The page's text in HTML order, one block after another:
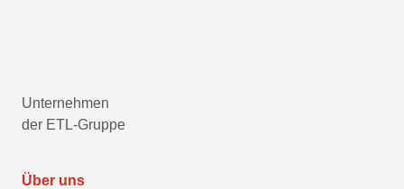
Unternehmen
der ETL-Gruppe
Über uns